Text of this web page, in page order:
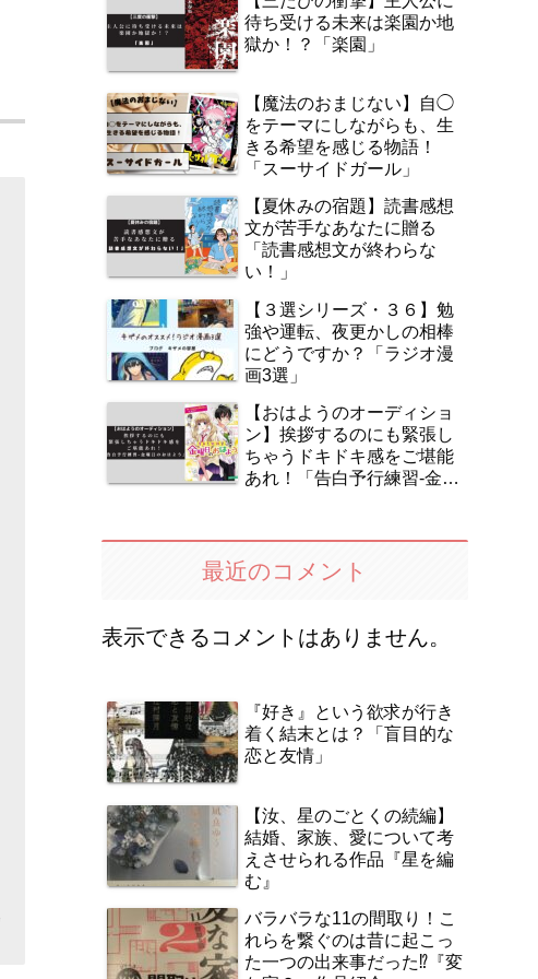
待ち受ける未来は楽園か地
獄か！？「楽園」
【魔法のおまじない】自◯
をテーマにしながらも、生
きる希望を感じる物語！
「スーサイドガール」
【夏休みの宿題】読書感想
文が苦手なあなたに贈る
「読書感想文が終わらな
い！」
【３選シリーズ・３６】勉
強や運転、夜更かしの相棒
にどうですか？「ラジオ漫
画3選」
【おはようのオーディショ
ン】挨拶するのにも緊張し
ちゃうドキドキ感をご堪能
あれ！「告白予行練習‐金曜
最近のコメント
表示できるコメントはありません。
『好き』という欲求が行き
着く結末とは？「盲目的な
恋と友情」
【汝、星のごとくの続編】
結婚、家族、愛について考
えさせられる作品『星を編
む』
バラバラな11の間取り！こ
れらを繋ぐのは昔に起こっ
た一つの出来事だった⁉『変